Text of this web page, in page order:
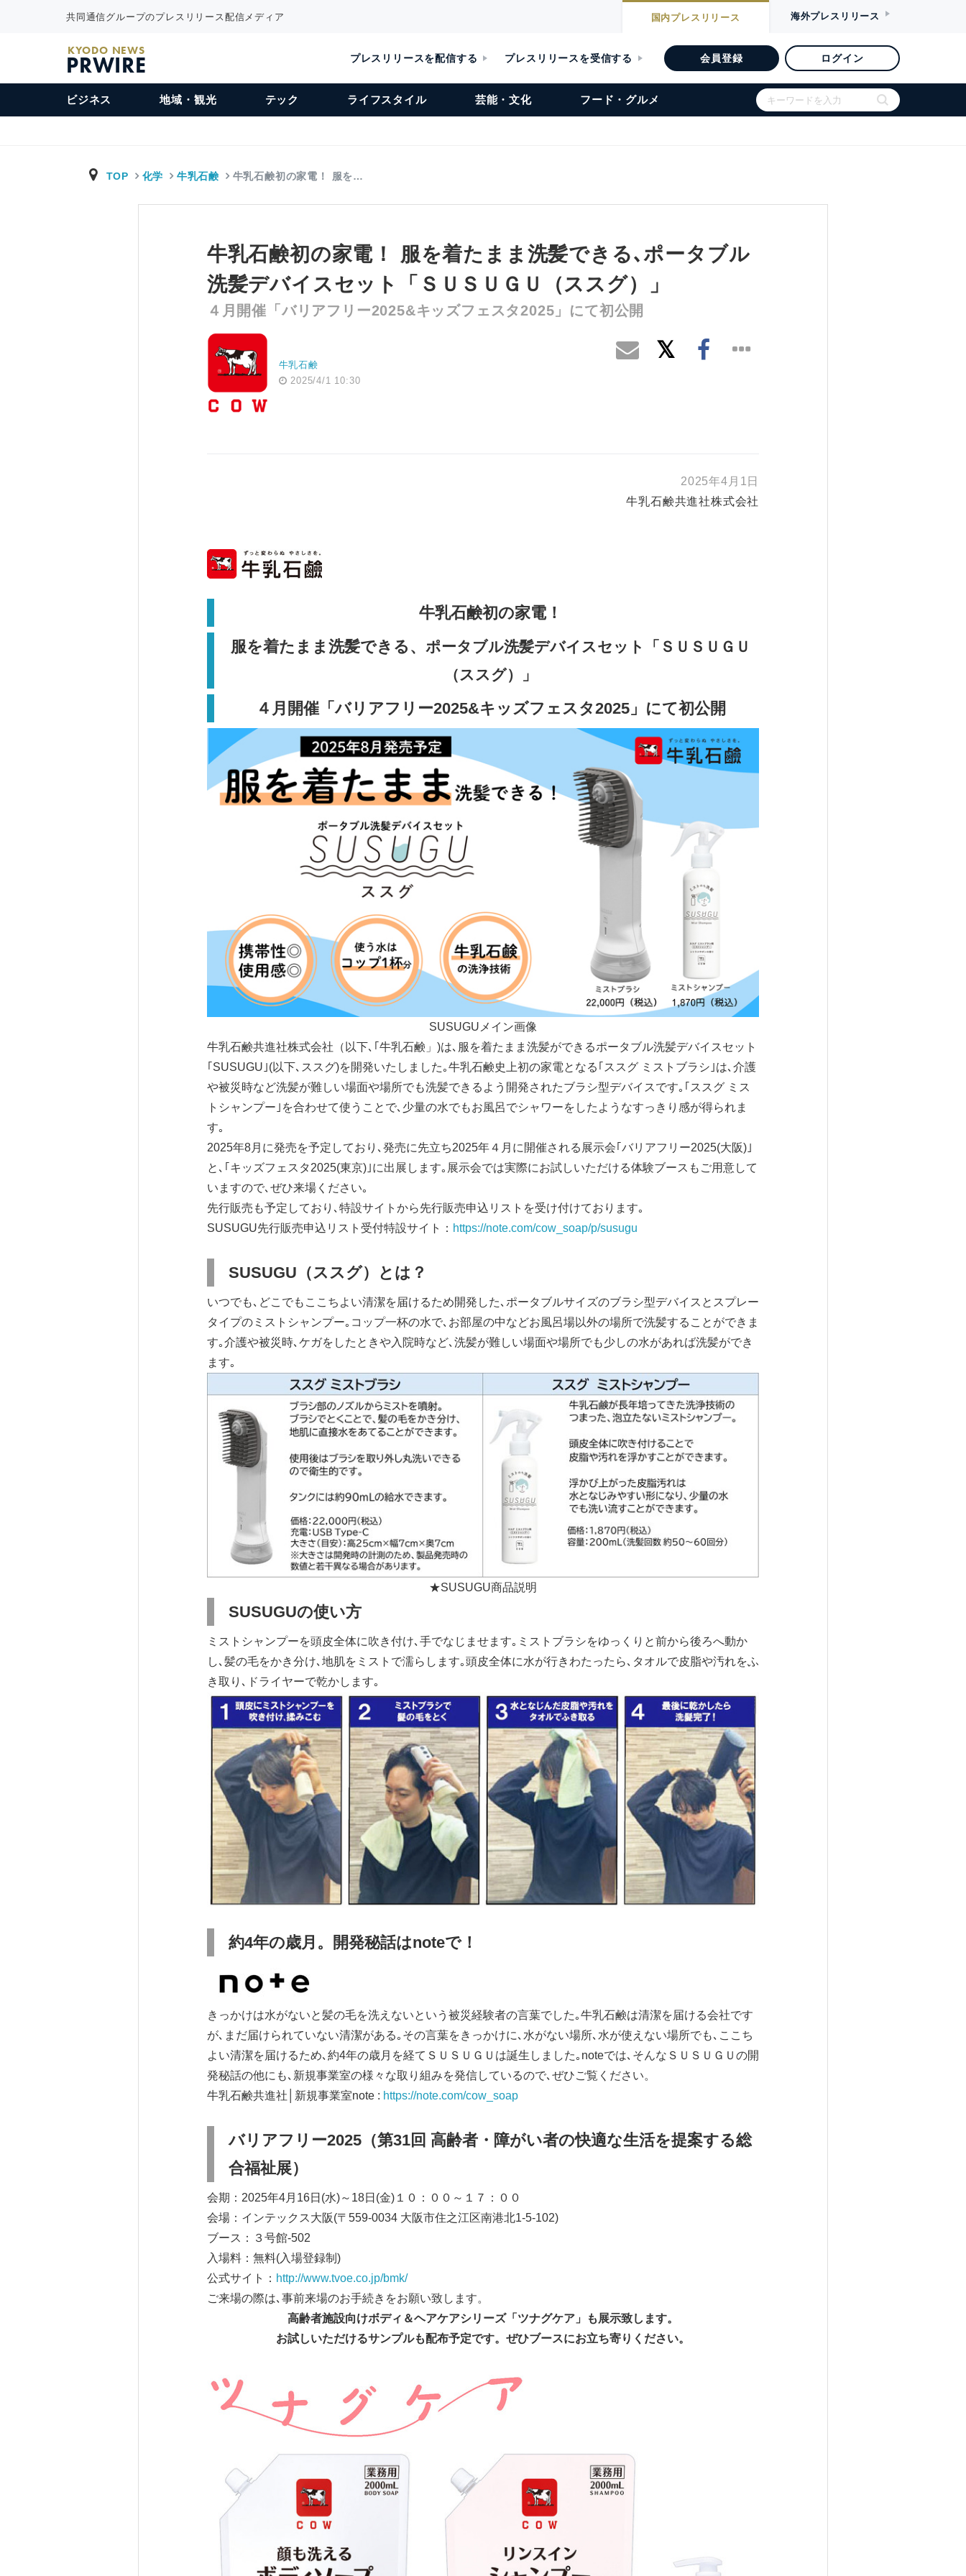
共同通信グループのプレスリリース配信メディア 国内プレスリリース 海外プレスリリース
KYODO NEWS
PRWIRE プレスリリースを配信する プレスリリースを受信する 会員登録 ログイン
ビジネス 地域・観光 テック ライフスタイル 芸能・文化 フード・グルメ
TOP 化学 牛乳石鹸 牛乳石鹸初の家電！ 服を…
牛乳石鹸初の家電！ 服を着たまま洗髪できる､ポータブル
洗髪デバイスセット「ＳＵＳＵＧＵ（ススグ）」
４月開催「バリアフリー2025&キッズフェスタ2025」にて初公開
牛乳石鹸
2025/4/1 10:30
2025年4月1日
牛乳石鹸共進社株式会社
牛乳石鹸初の家電！
服を着たまま洗髪できる、ポータブル洗髪デバイスセット「ＳＵＳＵＧＵ
（ススグ）」
４月開催「バリアフリー2025&キッズフェスタ2025」にて初公開
SUSUGUメイン画像
牛乳石鹸共進社株式会社（以下､｢牛乳石鹸」)は､服を着たまま洗髪ができるポータブル洗髪デバイスセット
｢SUSUGU｣(以下､ススグ)を開発いたしました｡牛乳石鹸史上初の家電となる｢ススグ ミストブラシ｣は､介護
や被災時など洗髪が難しい場面や場所でも洗髪できるよう開発されたブラシ型デバイスです｡｢ススグ ミス
トシャンプー｣を合わせて使うことで､少量の水でもお風呂でシャワーをしたようなすっきり感が得られま
す｡
2025年8月に発売を予定しており､発売に先立ち2025年４月に開催される展示会｢バリアフリー2025(大阪)｣
と､｢キッズフェスタ2025(東京)｣に出展します｡展示会では実際にお試しいただける体験ブースもご用意して
いますので､ぜひ来場ください｡
先行販売も予定しており､特設サイトから先行販売申込リストを受け付けております｡
SUSUGU先行販売申込リスト受付特設サイト： https://note.com/cow_soap/p/susugu
SUSUGU（ススグ）とは？
いつでも､どこでもここちよい清潔を届けるため開発した､ポータブルサイズのブラシ型デバイスとスプレー
タイプのミストシャンプー｡コップ一杯の水で､お部屋の中などお風呂場以外の場所で洗髪することができま
す｡介護や被災時､ケガをしたときや入院時など､洗髪が難しい場面や場所でも少しの水があれば洗髪ができ
ます｡
★SUSUGU商品説明
SUSUGUの使い方
ミストシャンプーを頭皮全体に吹き付け､手でなじませます｡ミストブラシをゆっくりと前から後ろへ動か
し､髪の毛をかき分け､地肌をミストで濡らします｡頭皮全体に水が行きわたったら､タオルで皮脂や汚れをふ
き取り､ドライヤーで乾かします｡
約4年の歳月。開発秘話はnoteで！
きっかけは水がないと髪の毛を洗えないという被災経験者の言葉でした｡牛乳石鹸は清潔を届ける会社です
が､まだ届けられていない清潔がある｡その言葉をきっかけに､水がない場所､水が使えない場所でも､ここち
よい清潔を届けるため､約4年の歳月を経てＳＵＳＵＧＵは誕生しました｡noteでは､そんなＳＵＳＵＧＵの開
発秘話の他にも､新規事業室の様々な取り組みを発信しているので､ぜひご覧ください。
牛乳石鹸共進社│新規事業室note : https://note.com/cow_soap
バリアフリー2025（第31回 高齢者・障がい者の快適な生活を提案する総
合福祉展）
会期：2025年4月16日(水)～18日(金)１０：００～１７：００
会場：インテックス大阪(〒559-0034 大阪市住之江区南港北1-5-102)
ブース：３号館-502
入場料：無料(入場登録制)
公式サイト： http://www.tvoe.co.jp/bmk/
ご来場の際は､事前来場のお手続きをお願い致します。
高齢者施設向けボディ＆ヘアケアシリーズ「ツナグケア」
も展示致します。
お試しいただけるサンプルも配布予定です。 ぜひブースにお立ち寄りください。
Japanese
English